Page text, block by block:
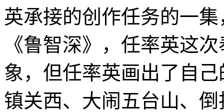
英承接的创作任务的一
《鲁智深》，任率英这
象，但任率英画出了自
镇关西、大闹五台山、